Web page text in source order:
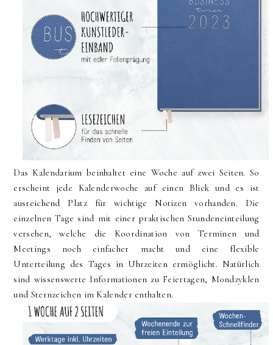
Das Kalendarium beinhaltet eine Woche auf zwei Seiten. So
erscheint jede Kalenderwoche auf einen Blick und es ist
ausreichend Platz für wichtige Notizen vorhanden. Die
einzelnen Tage sind mit einer praktischen Stundeneinteilung
versehen, welche die Koordination von Terminen und
Meetings noch einfacher macht und eine flexible
Unterteilung des Tages in Uhrzeiten ermöglicht. Natürlich
sind wissenswerte Informationen zu Feiertagen, Mondzyklen
und Sternzeichen im Kalender enthalten.